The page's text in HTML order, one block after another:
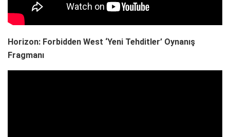
Horizon: Forbidden West ‘Yeni Tehditler’ Oynanış
Fragmanı